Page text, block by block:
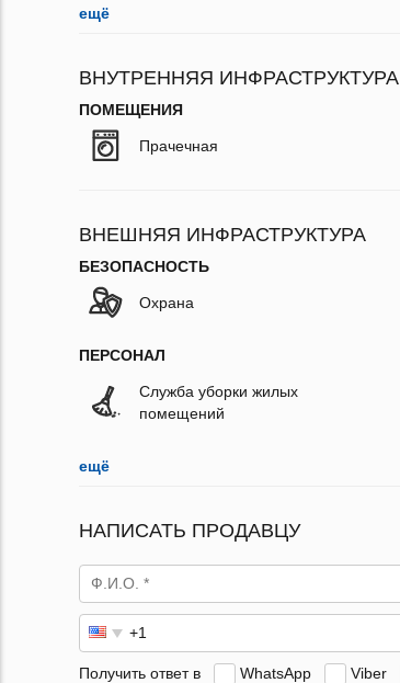
ещё
ВНУТРЕННЯЯ ИНФРАСТРУКТУРА
ПОМЕЩЕНИЯ
Прачечная
ВНЕШНЯЯ ИНФРАСТРУКТУРА
БЕЗОПАСНОСТЬ
Охрана
ПЕРСОНАЛ
Служба уборки жилых
помещений
ещё
НАПИСАТЬ ПРОДАВЦУ
Получить ответ в WhatsApp Viber